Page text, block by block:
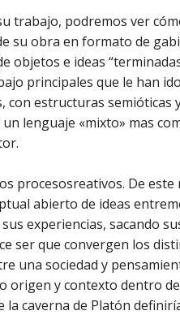
trabajo, podremos ver
su obra en formato de
objetos e ideas
principales que le han
estructuras semióticas
lenguaje «mixto» mas
procesosreativos. De
abierto de ideas
experiencias, sacando
ser que convergen los
una sociedad y
y contexto dentro
la caverna de Platón